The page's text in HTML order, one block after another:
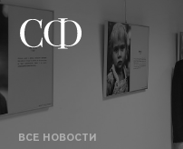
ВСЕ НОВОСТИ